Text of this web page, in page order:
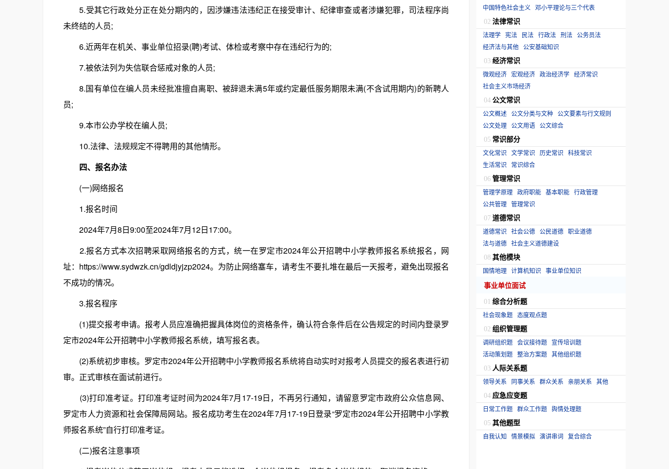
5.受其它行政处分正在处分期内的，因涉嫌违法违纪正在接受审计、纪律审查或者涉嫌犯罪，司法程序尚
未终结的人员;
6.近两年在机关、事业单位招录(聘)考试、体检或考察中存在违纪行为的;
7.被依法列为失信联合惩戒对象的人员;
8.国有单位在编人员未经批准擅自离职、被辞退未满5年或约定最低服务期限未满(不含试用期内)的新聘人
员;
9.本市公办学校在编人员;
10.法律、法规规定不得聘用的其他情形。
四、报名办法
(一)网络报名
1.报名时间
2024年7月8日9:00至2024年7月12日17:00。
2.报名方式本次招聘采取网络报名的方式，统一在罗定市2024年公开招聘中小学教师报名系统报名，网
址：https://www.sydwzk.cn/gdldjyjzp2024。为防止网络塞车，请考生不要扎堆在最后一天报考，避免出现报名
不成功的情况。
3.报名程序
(1)提交报考申请。报考人员应准确把握具体岗位的资格条件，确认符合条件后在公告规定的时间内登录罗
定市2024年公开招聘中小学教师报名系统，填写报名表。
(2)系统初步审核。罗定市2024年公开招聘中小学教师报名系统将自动实时对报考人员提交的报名表进行初
审。正式审核在面试前进行。
(3)打印准考证。打印准考证时间为2024年7月17-19日，不再另行通知，请留意罗定市政府公众信息网、
罗定市人力资源和社会保障局网站。报名成功考生在2024年7月17-19日登录“罗定市2024年公开招聘中小学教
师报名系统”自行打印准考证。
(二)报名注意事项
中国特色社会主义 邓小平理论与三个代表
02 法律常识
法理学 宪法 民法 行政法 刑法 公务员法
经济法与其他 公安基础知识
03 经济常识
微观经济 宏观经济 政治经济学 经济常识
社会主义市场经济
04 公文常识
公文概述 公文分类与文种 公文要素与行文规则
公文处理 公文用语 公文综合
05 常识部分
文化常识 文学常识 历史常识 科技常识
生活常识
常识综合
06 管理常识
管理学原理 政府职能 基本职能 行政管理
公共管理 管理常识
07 道德常识
道德常识 社会公德 公民道德 职业道德
法与道德 社会主义道德建设
08 其他模块
国情地理 计算机知识 事业单位知识
事业单位面试
01 综合分析题
社会现象题 态度观点题
02 组织管理题
调研组织题 会议接待题 宣传培训题
活动策划题 整治方案题 其他组织题
03 人际关系题
领导关系 同事关系 群众关系 亲朋关系 其他
04 应急应变题
日常工作题 群众工作题 舆情处理题
05 其他题型
自我认知 情景模拟 演讲串词 复合综合